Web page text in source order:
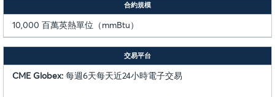
合約規模
10,000 百萬英熱單位（mmBtu）
交易平台
CME Globex: 每週6天每天近24小時電子交易